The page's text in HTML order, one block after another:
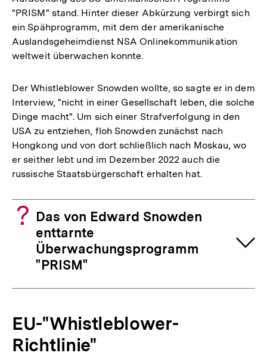
"PRISM" stand. Hinter dieser Abkürzung verbirgt sich
ein Spähprogramm, mit dem der amerikanische
Auslandsgeheimdienst NSA Onlinekommunikation
weltweit überwachen konnte.
Der Whistleblower Snowden wollte, so sagte er in dem
Interview, "nicht in einer Gesellschaft leben, die solche
Dinge macht". Um sich einer Strafverfolgung in den
USA zu entziehen, floh Snowden zunächst nach
Hongkong und von dort schließlich nach Moskau, wo
er seither lebt und im Dezember 2022 auch die
russische Staatsbürgerschaft erhalten hat.
Das von Edward Snowden
enttarnte
Überwachungsprogramm
"PRISM"
EU-"Whistleblower-
Richtlinie"